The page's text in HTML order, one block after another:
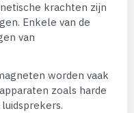
krachten zijn
Enkele van de
van
worden vaak
zoals harde